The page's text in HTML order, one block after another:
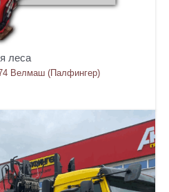
леса
Велмаш (Палфингер)